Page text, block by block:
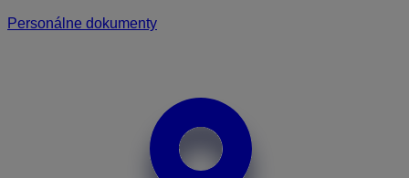
Personálne dokumenty